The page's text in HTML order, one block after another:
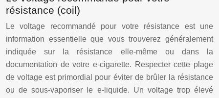
résistance (coil)
Le voltage recommandé pour votre résistance est une
information essentielle que vous trouverez généralement
indiquée sur la résistance elle-même ou dans la
documentation de votre e-cigarette. Respecter cette plage
de voltage est primordial pour éviter de brûler la résistance
ou de sous-vaporiser le e-liquide. Un voltage trop élevé